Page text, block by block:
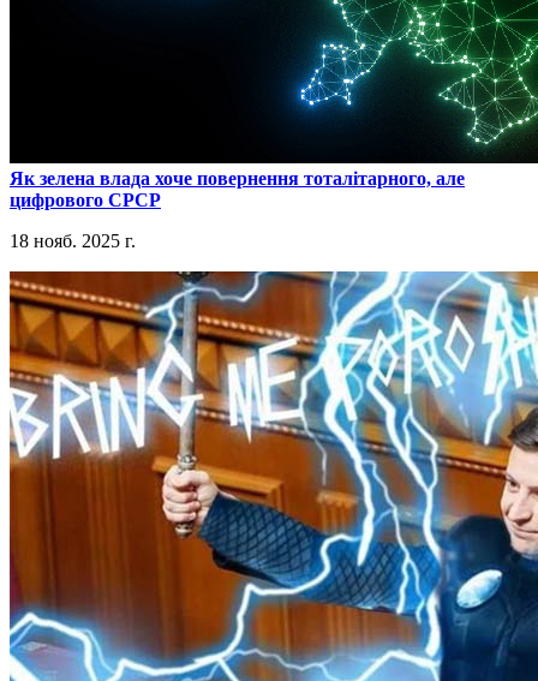
​Як зелена влада хоче повернення тоталітарного, але
цифрового СРСР
18 нояб. 2025 г.